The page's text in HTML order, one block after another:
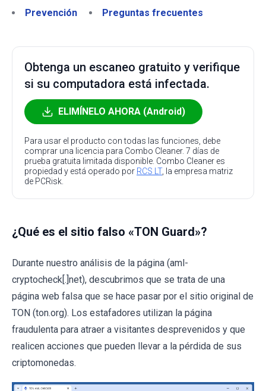
Prevención
Preguntas frecuentes
Obtenga un escaneo gratuito y verifique
si su computadora está infectada.
ELIMÍNELO AHORA (Android)
Para usar el producto con todas las funciones, debe
comprar una licencia para Combo Cleaner. 7 días de
prueba gratuita limitada disponible. Combo Cleaner es
propiedad y está operado por RCS LT, la empresa matriz
de PCRisk.
¿Qué es el sitio falso «TON Guard»?
Durante nuestro análisis de la página (aml-
cryptocheck[.]net), descubrimos que se trata de una
página web falsa que se hace pasar por el sitio original de
TON (ton.org). Los estafadores utilizan la página
fraudulenta para atraer a visitantes desprevenidos y que
realicen acciones que pueden llevar a la pérdida de sus
criptomonedas.